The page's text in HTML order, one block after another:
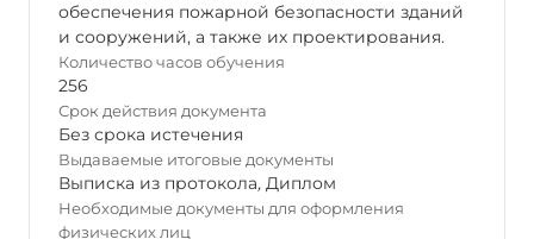
обеспечения пожарной безопасности зданий
и сооружений, а также их проектирования.
Количество часов обучения
256
Срок действия документа
Без срока истечения
Выдаваемые итоговые документы
Выписка из протокола, Диплом
Необходимые документы для оформления
физических лиц